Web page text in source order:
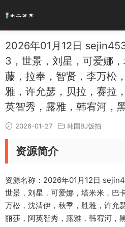
2026年01月12日
3，世景，刘星，可爱娜
藤，拉奉，智贤，李万松
雅，许允瑟，贝拉，赛拉
英智秀，露雅，韩宥河，
2026-01-27 韩国BJ饭拍
资源简介
资源名称：2026年01月12日
世景，刘星，可爱娜，塔米米，巴
万松，沈清伊，秋季，胜雅，许允
丽莎，阿英智秀，露雅，韩宥河，